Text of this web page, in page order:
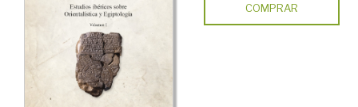
COMPRAR